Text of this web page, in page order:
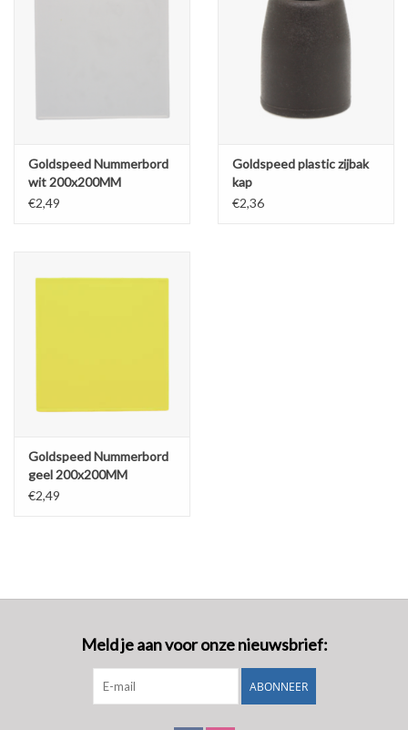
Zoek op Merk
Goldspeed Nummerbord
wit 200x200MM
€2,49
Goldspeed plastic zijbak
kap
€2,36
Goldspeed Nummerbord
geel 200x200MM
€2,49
Meld je aan voor onze nieuwsbrief:
ABONNEER